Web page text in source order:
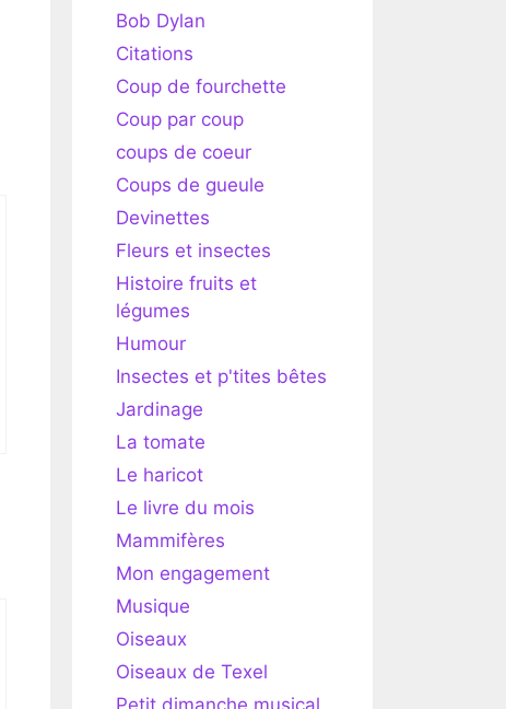
Bob Dylan
Citations
Coup de fourchette
Coup par coup
coups de coeur
Coups de gueule
Devinettes
Fleurs et insectes
Histoire fruits et
légumes
Humour
Insectes et p'tites bêtes
Jardinage
La tomate
Le haricot
Le livre du mois
Mammifères
Mon engagement
Musique
Oiseaux
Oiseaux de Texel
Petit dimanche musical